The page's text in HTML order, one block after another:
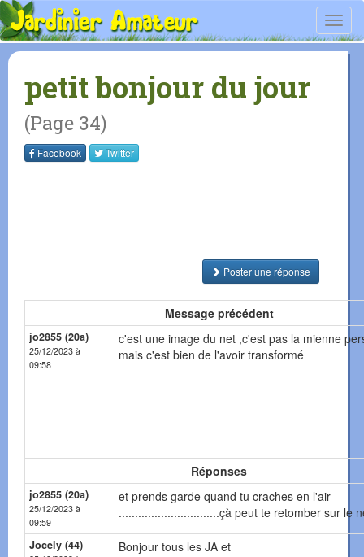
petit bonjour du jour
(Page 34)
Facebook Twitter
Poster une réponse
Message précédent
jo2855 (20a)
25/12/2023 à
09:58
c'est une image du net ,c'est pas la mienne
mais c'est bien de l'avoir transformé
Réponses
jo2855 (20a)
25/12/2023 à
09:59
et prends garde quand tu craches en l'air
...............................çà peut te retomber sur le
Jocely (44) Bonjour tous les JA et